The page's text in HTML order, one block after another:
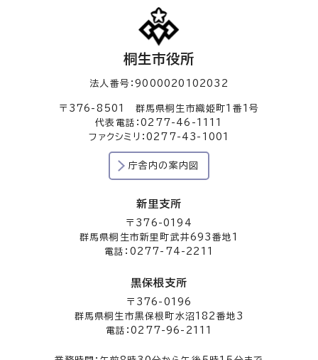
桐生市役所
法人番号：9000020102032
〒376-8501 群馬県桐生市織姫町1番1号
代表電話：0277-46-1111
ファクシミリ：0277-43-1001
庁舎内の案内図
新里支所
〒376-0194
群馬県桐生市新里町武井693番地1
電話：0277-74-2211
黒保根支所
〒376-0196
群馬県桐生市黒保根町水沼182番地3
電話：0277-96-2111